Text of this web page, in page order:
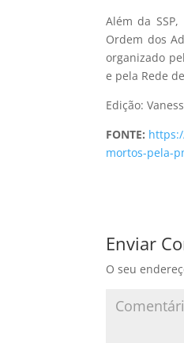
Além da
Ordem dos
organizado
e pela Rede
Edição:
FONTE:
mortos-pela-
Enviar
O seu